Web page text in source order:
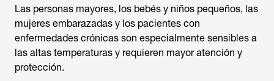
Las personas mayores, los bebés y niños pequeños, las
mujeres embarazadas y los pacientes con
enfermedades crónicas son especialmente sensibles a
las altas temperaturas y requieren mayor atención y
protección.